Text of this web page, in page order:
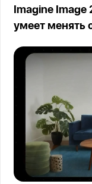
Imagine Image
умеет менять